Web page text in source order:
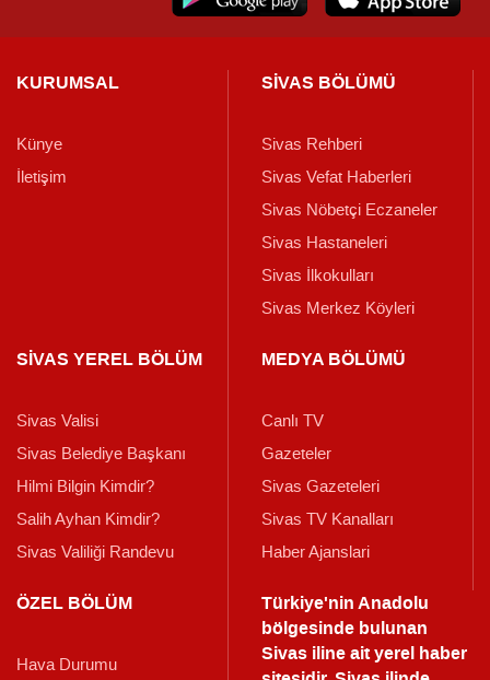
KURUMSAL
Künye
İletişim
SİVAS BÖLÜMÜ
Sivas Rehberi
Sivas Vefat Haberleri
Sivas Nöbetçi Eczaneler
Sivas Hastaneleri
Sivas İlkokulları
Sivas Merkez Köyleri
SİVAS YEREL BÖLÜM
Sivas Valisi
Sivas Belediye Başkanı
Hilmi Bilgin Kimdir?
Salih Ayhan Kimdir?
Sivas Valiliği Randevu
MEDYA BÖLÜMÜ
Canlı TV
Gazeteler
Sivas Gazeteleri
Sivas TV Kanalları
Haber Ajanslari
ÖZEL BÖLÜM
Hava Durumu
Türkiye'nin Anadolu
bölgesinde bulunan
Sivas iline ait yerel haber